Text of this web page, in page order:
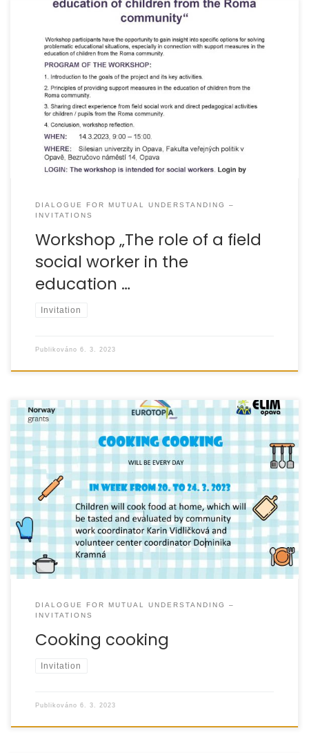
DIALOGUE FOR MUTUAL UNDERSTANDING –
INVITATIONS
Workshop „The role of a field
social worker in the
education …
Invitation
Publikováno 6. 3. 2023
DIALOGUE FOR MUTUAL UNDERSTANDING –
INVITATIONS
Cooking cooking
Invitation
Publikováno 6. 3. 2023